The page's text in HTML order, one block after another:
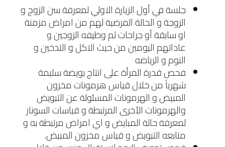
جلسة في أول الزيارة الاولي لمعرفة سن الزوج و
الزوجة و الحالة المرضية لهم من امراض مزمنة
او سابقة أو جراحات ثم وظيفه الزوجين و
عاداتهم اليومين من حيث الاكل و التدخين و
النوم و الرياضه
فحص قدرة المرأة على انتاج بويضة سليمة
شهرياً من خلال قياس هرمونات مخزون
المبيض و الهرمونات المسئولة عن التبويض
والهرمونات الأخرى المرتبطة و قياسات السونار
لمعرفة حالة المبايض و اي امراض مرتبطة به و
متابعه التبويض و قياس مخزون المبيض.